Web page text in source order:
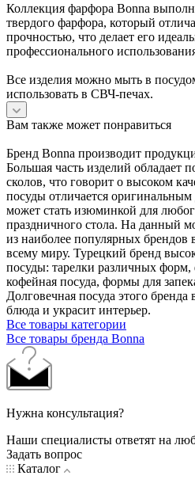
Коллекция фарфора Bonna
твердого фарфора, который
прочностью, что делает его
профессионального
Все изделия можно мыть в
использовать в СВЧ-печах.
Вам также может понравиться
Бренд Bonna производит
Большая часть изделий обладает
сколов, что говорит о высоком
посуды отличается
может стать изюминкой для
праздничного стола. На данный
из наиболее популярных брендов
всему миру. Турецкий бренд
посуды: тарелки различных
кофейная посуда, формы для
Долговечная посуда этого
блюда и украсит интерьер.
Все товары категории
Все товары бренда Bonna
Нужна консультация?
Наши специалисты ответят на
Задать вопрос
Каталог